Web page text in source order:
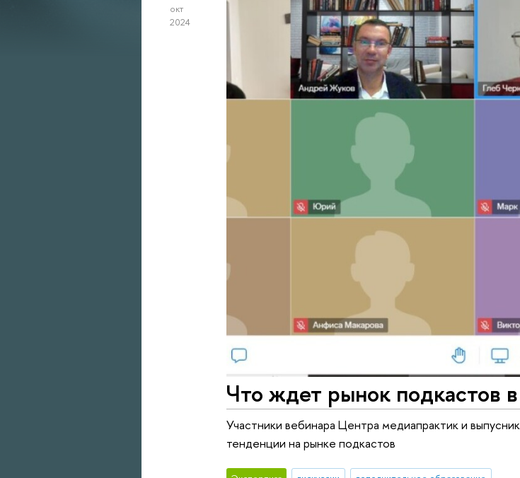
окт
2024
Что ждет рынок подкастов
Участники вебинара Центра медиапрактик и
тенденции на рынке подкастов